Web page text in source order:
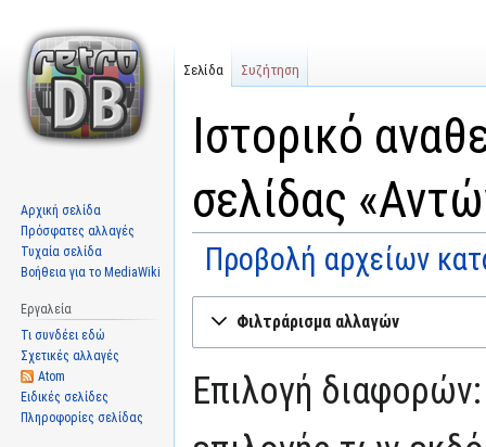
Ιστορικό
σελίδας
Προβολή αρχείων
στην
στην
Φιλτράρισμα αλλαγών
Επιλογή
Σελίδα Συζήτηση
Αρχική σελίδα
Πρόσφατες αλλαγές
Τυχαία σελίδα
Βοήθεια για το MediaWiki
Εργαλεία
Τι συνδέει εδώ
Σχετικές αλλαγές
Atom
Ειδικές σελίδες
Πληροφορίες σελίδας